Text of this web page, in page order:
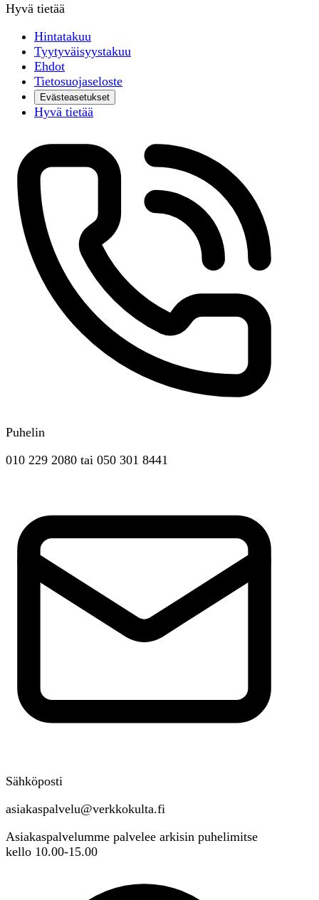
Hyvä tietää
Hintatakuu
Tyytyväisyystakuu
Ehdot
Tietosuojaseloste
Evästeasetukset
Hyvä tietää
Puhelin
010 229 2080 tai 050 301 8441
Sähköposti
asiakaspalvelu@verkkokulta.fi
Asiakaspalvelumme palvelee arkisin puhelimitse
kello 10.00-15.00